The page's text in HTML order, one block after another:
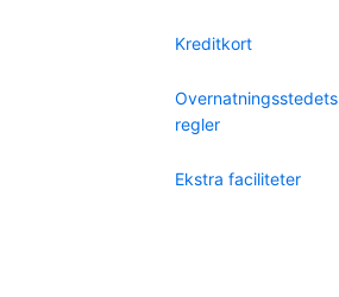
Kreditkort
Overnatningsstedets
regler
Ekstra faciliteter